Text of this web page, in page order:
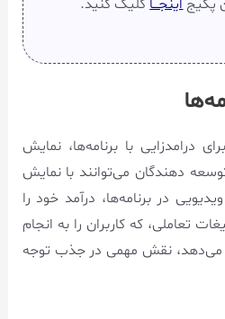
پکیجاینجـــاکلیک کنید.
درامدزایی با برنامه‌ها، نمایش
دهندگان می‌توانند با نمایش
در برنامه‌ها، درآمد خود را
تعاملی، که کاربران را به انجام
می‌دهد، نقش مهمی در جذب توجه